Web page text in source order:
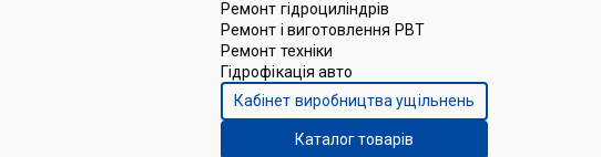
Ремонт гідроциліндрів
Ремонт і виготовлення РВТ
Ремонт техніки
Гідрофікація авто
Кабінет виробництва ущільнень
Каталог товарів